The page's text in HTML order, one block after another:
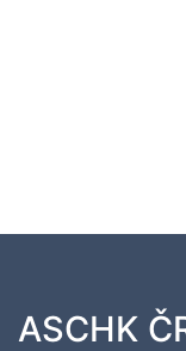
ASCHK